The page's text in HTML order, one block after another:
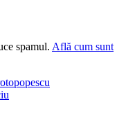
spamul. Află cum sunt